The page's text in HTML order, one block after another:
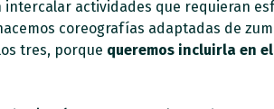
intercalar actividades que requieran
coreografías adaptadas de
tres, porque queremos incluirla en